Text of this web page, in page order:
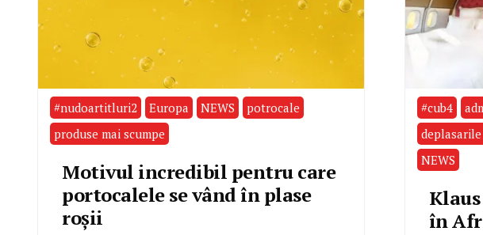
#nudoartitluri2 Europa NEWS
potrocale
produse mai scumpe
Motivul incredibil pentru care
portocalele se vând în plase
roșii
#cub4
NEWS
în